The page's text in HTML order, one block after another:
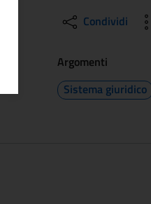
Condividi
Argomenti
Sistema giuridico